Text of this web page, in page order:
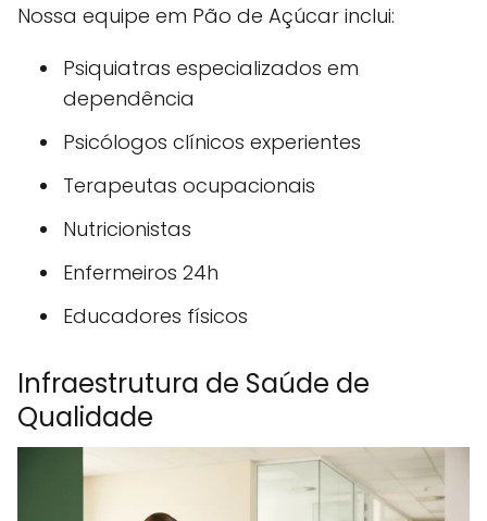
Nossa equipe em Pão de Açúcar inclui:
Psiquiatras especializados em
dependência
Psicólogos clínicos experientes
Terapeutas ocupacionais
Nutricionistas
Enfermeiros 24h
Educadores físicos
Infraestrutura de Saúde de
Qualidade